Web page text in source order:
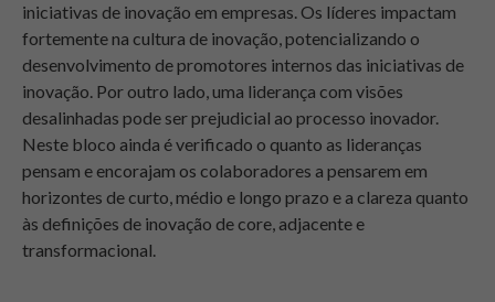
iniciativas de inovação em empresas. Os líderes impactam
fortemente na cultura de inovação, potencializando o
desenvolvimento de promotores internos das iniciativas de
inovação. Por outro lado, uma liderança com visões
desalinhadas pode ser prejudicial ao processo inovador.
Neste bloco ainda é verificado o quanto as lideranças
pensam e encorajam os colaboradores a pensarem em
horizontes de curto, médio e longo prazo e a clareza quanto
às definições de inovação de core, adjacente e
transformacional.